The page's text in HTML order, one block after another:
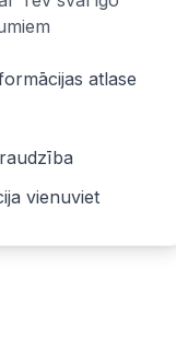
atlase
vienuviet